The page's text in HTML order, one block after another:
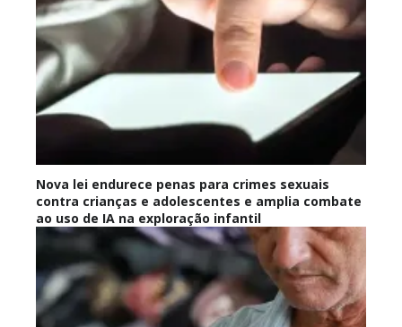
Nova lei endurece penas para crimes sexuais
contra crianças e adolescentes e amplia combate
ao uso de IA na exploração infantil